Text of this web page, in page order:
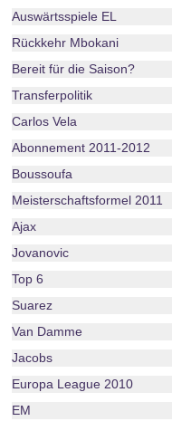
Auswärtsspiele EL
Rückkehr Mbokani
Bereit für die Saison?
Transferpolitik
Carlos Vela
Abonnement 2011-2012
Boussoufa
Meisterschaftsformel 2011
Ajax
Jovanovic
Top 6
Suarez
Van Damme
Jacobs
Europa League 2010
EM